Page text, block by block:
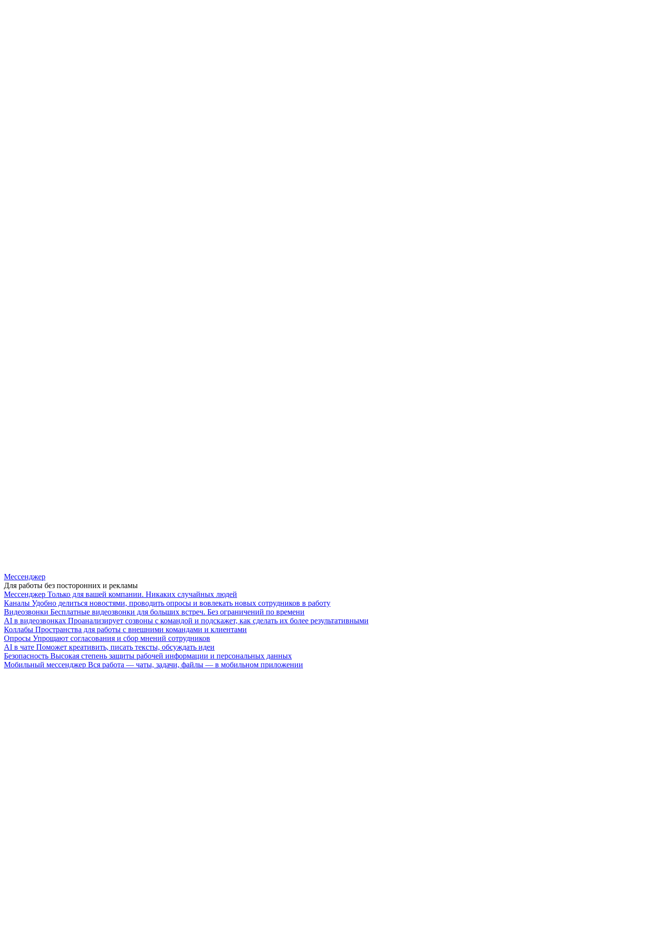
Мессенджер
Для работы без посторонних и рекламы
Мессенджер Только для вашей компании. Никаких случайных людей
Каналы Удобно делиться новостями, проводить опросы и вовлекать новых сотрудников в работу
Видеозвонки Бесплатные видеозвонки для больших встреч. Без ограничений по времени
AI в видеозвонках Проанализирует созвоны с командой и подскажет, как сделать их более результативными
Коллабы Пространства для работы с внешними командами и клиентами
Опросы Упрощают согласования и сбор мнений сотрудников
AI в чате Поможет креативить, писать тексты, обсуждать идеи
Безопасность Высокая степень защиты рабочей информации и персональных данных
Мобильный мессенджер Вся работа — чаты, задачи, файлы — в мобильном приложении